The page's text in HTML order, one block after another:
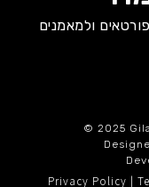
ולמאמנים
© 2025
Privacy Policy